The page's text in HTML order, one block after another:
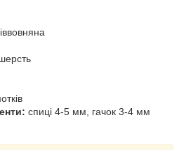
спиці 4-5 мм, гачок 3-4 мм